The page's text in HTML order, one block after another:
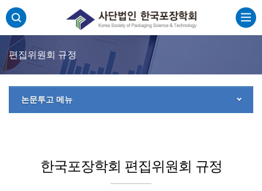
편집위원회 규정
논문투고 메뉴
한국포장학회 편집위원회 규정